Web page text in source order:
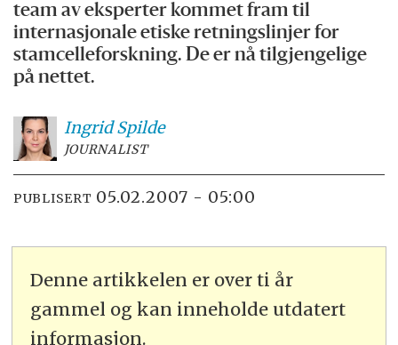
team av eksperter kommet fram til
internasjonale etiske retningslinjer for
stamcelleforskning. De er nå tilgjengelige
på nettet.
Ingrid Spilde
JOURNALIST
PUBLISERT 05.02.2007 - 05:00
Denne artikkelen er over ti år
gammel og kan inneholde utdatert
informasjon.